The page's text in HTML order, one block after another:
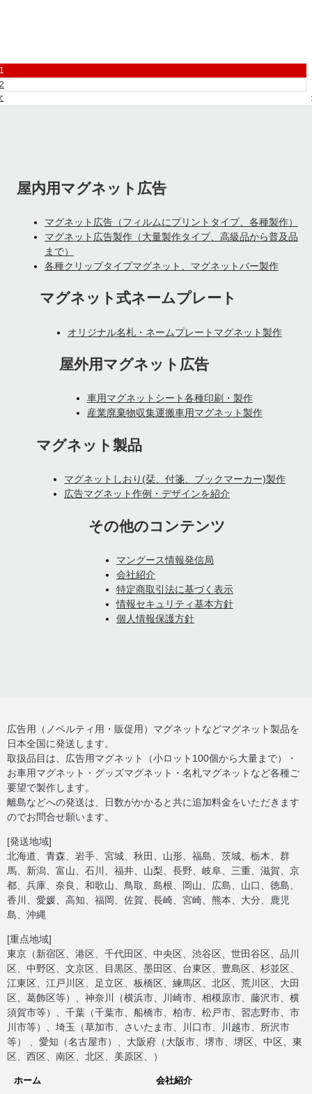
1
2
屋内用マグネット広告
マグネット広告（フィルムにプリントタイプ、各種製作）
マグネット広告製作（大量製作タイプ、高級品から普及品
まで）
各種クリップタイプマグネット、マグネットバー製作
マグネット式ネームプレート
オリジナル名札・ネームプレートマグネット製作
屋外用マグネット広告
車用マグネットシート各種印刷・製作
産業廃棄物収集運搬車用マグネット製作
マグネット製品
マグネットしおり(栞、付箋、ブックマーカー)製作
広告マグネット作例・デザインを紹介
その他のコンテンツ
マングース情報発信局
会社紹介
特定商取引法に基づく表示
情報セキュリティ基本方針
個人情報保護方針
広告用（ノベルティ用・販促用）マグネットなどマグネット製品を
日本全国に発送します。
取扱品目は、広告用マグネット（小ロット100個から大量まで）・
お車用マグネット・グッズマグネット・名札マグネットなど各種ご
要望で製作します。
離島などへの発送は、日数がかかると共に追加料金をいただきます
のでお問合せ願います。
[発送地域]
北海道、青森、岩手、宮城、秋田、山形、福島、茨城、栃木、群
馬、新潟、富山、石川、福井、山梨、長野、岐阜、三重、滋賀、京
都、兵庫、奈良、和歌山、鳥取、島根、岡山、広島、山口、徳島、
香川、愛媛、高知、福岡、佐賀、長崎、宮崎、熊本、大分、鹿児
島、沖縄
[重点地域]
東京（新宿区、港区、千代田区、中央区、渋谷区、世田谷区、品川
区、中野区、文京区、目黒区、墨田区、台東区、豊島区、杉並区、
江東区、江戸川区、足立区、板橋区、練馬区、北区、荒川区、大田
区、葛飾区等）、神奈川（横浜市、川崎市、相模原市、藤沢市、横
須賀市等）、千葉（千葉市、船橋市、柏市、松戸市、習志野市、市
川市等）、埼玉（草加市、さいたま市、川口市、川越市、所沢市
等） 、愛知（名古屋市）、大阪府（大阪市、堺市、堺区、中区、東
区、西区、南区、北区、美原区、）
ホーム 会社紹介